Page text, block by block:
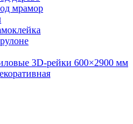
мрамор
3D‑рейки 600×2900 мм